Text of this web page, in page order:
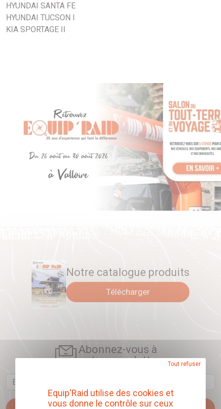
HYUNDAI SANTA FE
HYUNDAI TUCSON I
KIA SPORTAGE II
Notre catalogue produits
Télécharger
Abonnez-vous à
notre newsletter
Email
Equip'Raid utilise des cookies et
vous donne le contrôle sur ceux
Tout refuser